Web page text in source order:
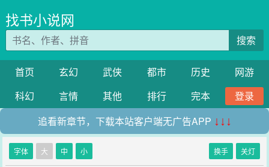
找书小说网
搜索
首页 玄幻 武侠 都市 历史
网游
科幻
言情 其他 排行 完本
登录
追看新章节，下载本站客户端无广告APP ↓↓↓
字体 大 中 小 换手 关灯